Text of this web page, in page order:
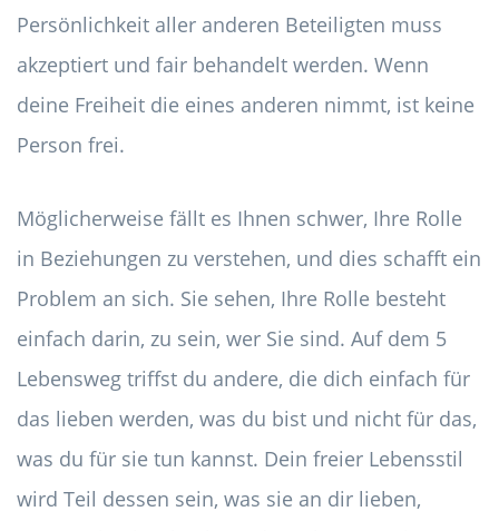
Persönlichkeit aller anderen Beteiligten muss
akzeptiert und fair behandelt werden. Wenn
deine Freiheit die eines anderen nimmt, ist keine
Person frei.
Möglicherweise fällt es Ihnen schwer, Ihre Rolle
in Beziehungen zu verstehen, und dies schafft ein
Problem an sich. Sie sehen, Ihre Rolle besteht
einfach darin, zu sein, wer Sie sind. Auf dem 5
Lebensweg triffst du andere, die dich einfach für
das lieben werden, was du bist und nicht für das,
was du für sie tun kannst. Dein freier Lebensstil
wird Teil dessen sein, was sie an dir lieben,